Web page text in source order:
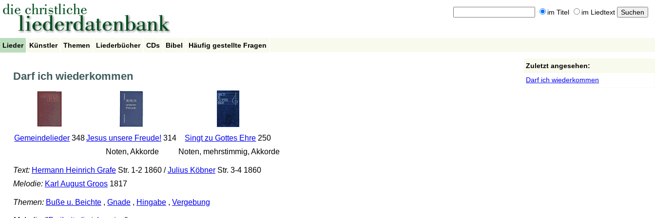
im Titel im Liedtext
Lieder Künstler Themen Liederbücher CDs Bibel Häufig gestellte Fragen
Darf ich wiederkommen
Gemeindelieder 348Jesus unsere Freude! 314
Noten, Akkorde
Singt zu Gottes Ehre 250
Noten, mehrstimmig, Akkorde
Text: Hermann Heinrich GrafeStr. 1-2 1860 /Julius KöbnerStr. 3-4 1860
Melodie: Karl August Groos1817
Themen: Buße u. Beichte, Gnade, Hingabe, Vergebung
Zuletzt angesehen:
Darf ich wiederkommen